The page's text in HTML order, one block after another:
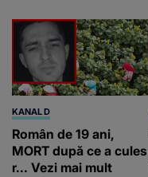
KANAL D
Român de 19 ani,
MORT după ce a cules
r... Vezi mai mult